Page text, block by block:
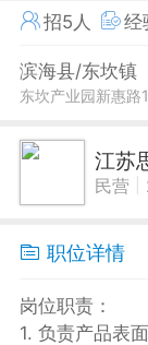
招5人 经
滨海县/东坎镇
东坎产业园新惠路
江苏
民营
职位详情
岗位职责：
1. 负责产品表